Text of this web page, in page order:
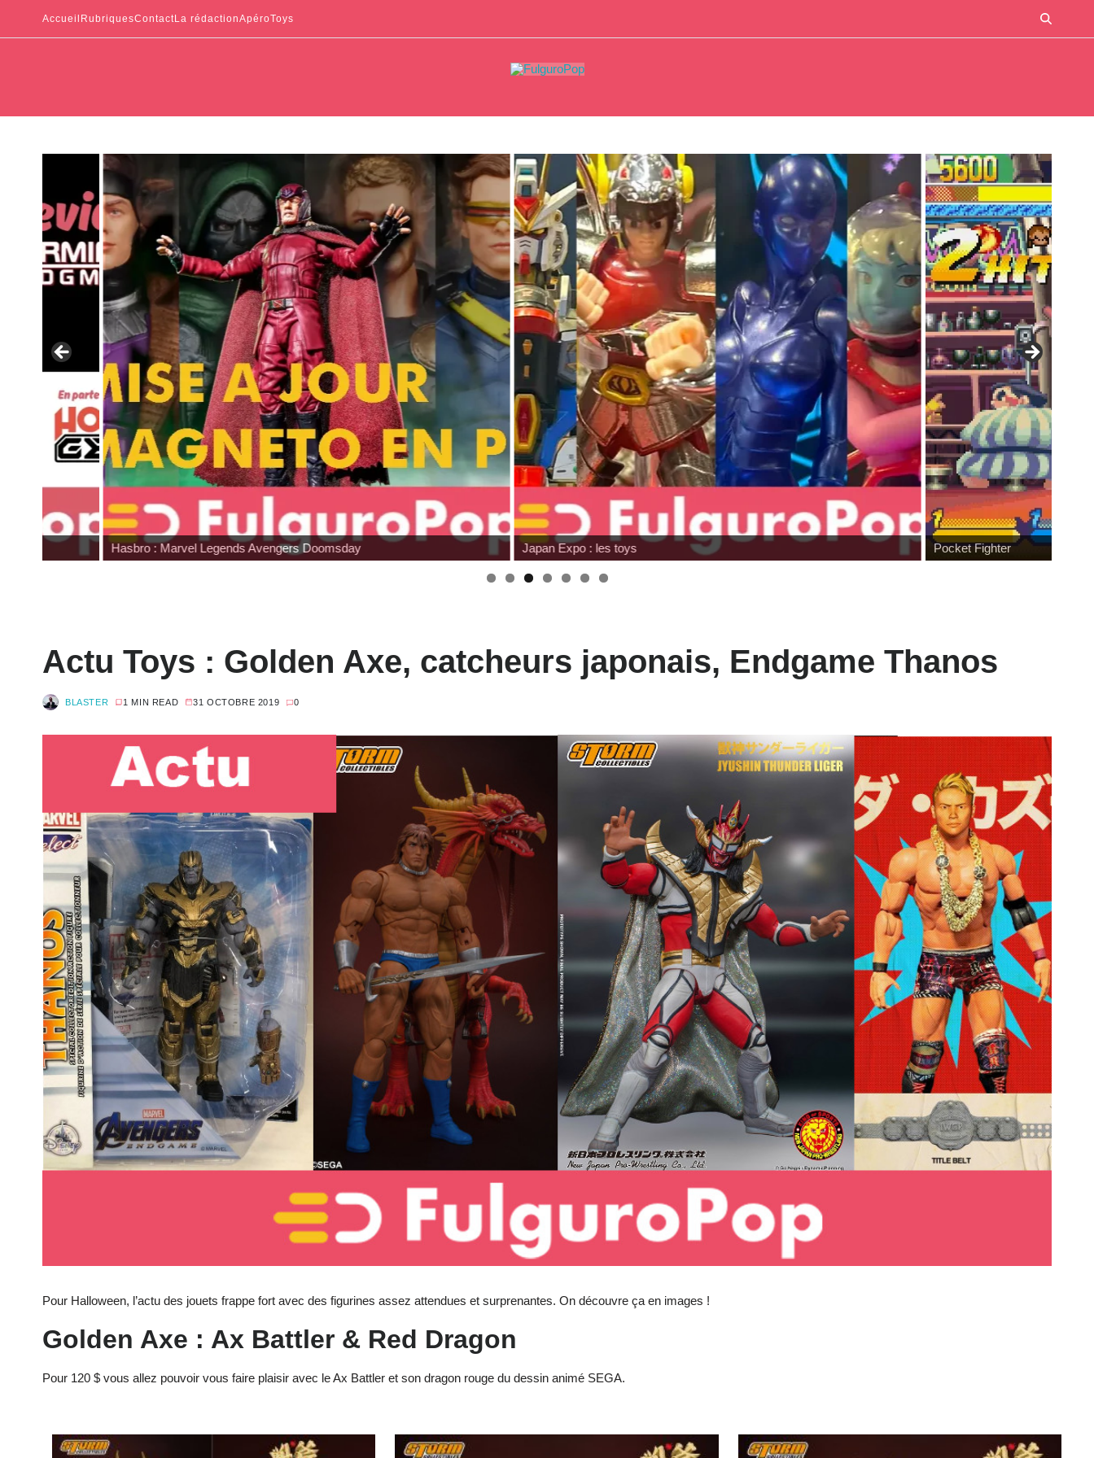
Accueil RubriquesContactLa rédactionApéroToys
Hasbro : Marvel Legends Avengers Doomsday Japan Expo : les toys Pocket Fighter
Actu Toys : Golden Axe, catcheurs japonais, Endgame Thanos
BLASTER 1 MIN READ 31 OCTOBRE 2019 0
Pour Halloween, l’actu des jouets frappe fort avec des figurines assez attendues et surprenantes. On découvre ça en images !
Golden Axe : Ax Battler & Red Dragon
Pour 120 $ vous allez pouvoir vous faire plaisir avec le Ax Battler et son dragon rouge du dessin animé SEGA.